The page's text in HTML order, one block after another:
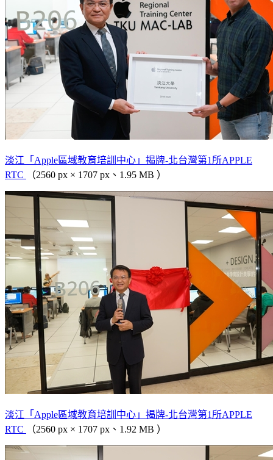
淡江「Apple區域教育培訓中心」揭牌-北台灣第1所APPLE
RTC
（2560 px × 1707 px、1.95 MB ）
淡江「Apple區域教育培訓中心」揭牌-北台灣第1所APPLE
RTC
（2560 px × 1707 px、1.92 MB ）